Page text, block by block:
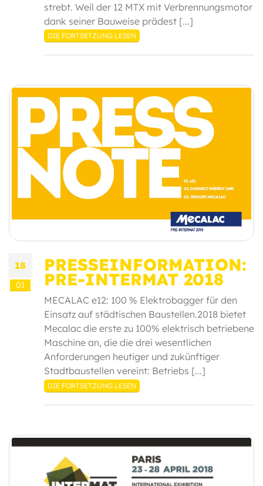
strebt. Weil der 12 MTX mit Verbrennungsmotor
dank seiner Bauweise prädest [...]
DIE FORTSETZUNG LESEN
18
01
PRESSEINFORMATION:
PRE-INTERMAT 2018
MECALAC e12: 100 % Elektrobagger für den
Einsatz auf städtischen Baustellen.2018 bietet
Mecalac die erste zu 100% elektrisch betriebene
Maschine an, die die drei wesentlichen
Anforderungen heutiger und zukünftiger
Stadtbaustellen vereint: Betriebs [...]
DIE FORTSETZUNG LESEN